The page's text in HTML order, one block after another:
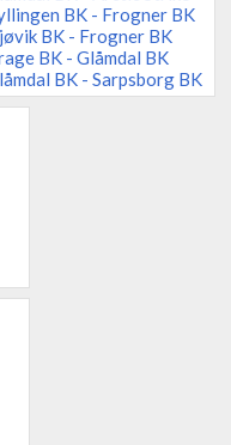
BK - Frogner BK
BK - Frogner BK
BK - Glåmdal BK
BK - Sarpsborg BK